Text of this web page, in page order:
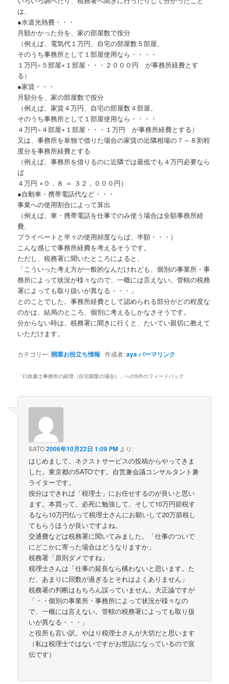
は、
●水道光熱費・・・
月額かかった分を、家の部屋数で按分
（例えば、電気代１万円、自宅の部屋数５部屋、
そのうち事務所として１部屋使用なら・・・・
１万円÷５部屋×１部屋・・・２０００円 が事務所経費とす
る）
●家賃・・・
月額分を、家の部屋数で按分
（例えば、家賃４万円、自宅の部屋数４部屋、
そのうち事務所として１部屋使用なら・・・・
４万円÷４部屋×１部屋・・・１万円 が事務所経費とする）
又は、事務所を単独で借りた場合の家賃の近隣相場の７～８割程
度分を事務所経費とする
（例えば、事務所を借りるのに近隣では最低でも４万円必要なら
ば
４万円 ×０．８ ＝ ３２，０００円）
●自動車・携帯電話代など・・・
事業への使用割合によって算出
（例えば、車・携帯電話を仕事でのみ使う場合は全額事務所経
費、
プライベートと半々の使用頻度ならば、半額・・・）
こんな感じで事務所経費を考えるそうです。
ただし、税務署に聞いたところによると、
「こういった考え方が一般的なんだけれども、個別の事業所・事
務所によって状況が様々なので、一概には言えない。管轄の税務
署によっても取り扱いが異なる・・・」
とのことでした。事務所経費として認められる部分がどの程度な
のかは、結局のところ、個別に考えるしかなさそうです。
分からない時は、税務署に聞きに行くと、たいてい親切に教えて
いただけます。
カテゴリー:開業お役立ち情報 作成者:ayaパーマリンク
「行政書士事務所の経理（自宅開業の場合） 」への5件のフィードバック
SATO2006年10月22日 1:09 PM より:
はじめまして。ネクストサービスの投稿からやってきま
した。東京都のSATOです。自営兼会議コンサルタント兼
ライターです。
按分はできれば「税理士」にお任せするのが良いと思い
ます。本買って、必死に勉強して、そして10万円節税す
るなら10万円払って税理士さんにお願いして20万節税し
てもらうほうが良いですよね。
交通費などは税務署に聞いてみました。「仕事のついで
にどこかに寄った場合はどうなりますか」
税務署「原則ダメですね」
税理士さんは「仕事の延長なら構わないと思います。た
だ、あまりに回数が過ぎるとそれはよくありません」
税務署の判断はもちろん誤っていません。大正論ですが
「・・個別の事業所・事務所によって状況が様々なの
で、一概には言えない。管轄の税務署によっても取り扱
いが異なる・・・」
と役所も言い訳。やはり税理士さんが大切だと思います
（私は税理士ではないですがお世話になっているので宣
伝です）